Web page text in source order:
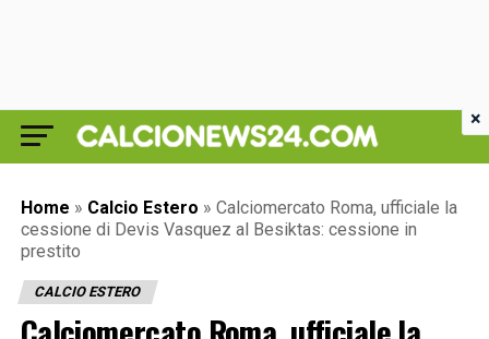
Home » Calcio Estero » Calciomercato Roma, ufficiale la
cessione di Devis Vasquez al Besiktas: cessione in
prestito
CALCIO ESTERO
×